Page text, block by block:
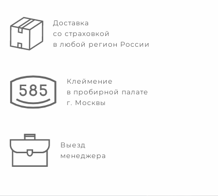
Доставка
со страховкой
в любой регион России
Клеймение
в пробирной палате
г. Москвы
Выезд
менеджера